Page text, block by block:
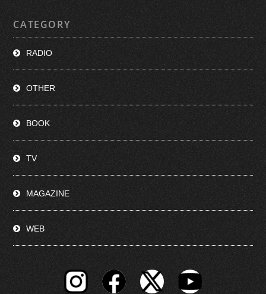
CATEGORY
RADIO
OTHER
BOOK
TV
MAGAZINE
WEB